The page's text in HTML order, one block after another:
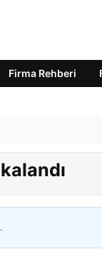
Firma Rehberi
.